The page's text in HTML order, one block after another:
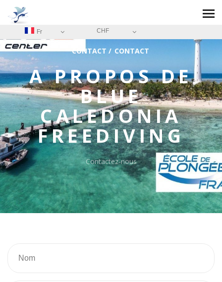
Fr CHF
CONTACT / CONTACT
A PROPOS DE
BLUE
CALEDONIA
FREEDIVING
Contactez-nous